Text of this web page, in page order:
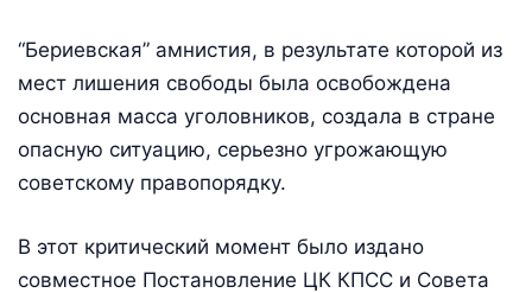
“Бериевская” амнистия, в результате которой из
мест лишения свободы была освобождена
основная масса уголовников, создала в стране
опасную ситуацию, серьезно угрожающую
советскому правопорядку.
В этот критический момент было издано
совместное Постановление ЦК КПСС и Совета